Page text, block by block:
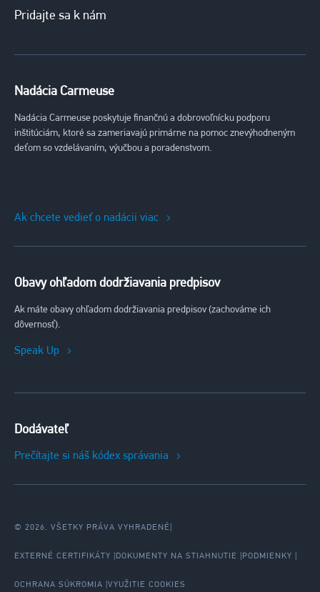
Pridajte sa k nám
Nadácia Carmeuse
Nadácia Carmeuse poskytuje finančnú a dobrovoľnícku podporu
inštitúciám, ktoré sa zameriavajú primárne na pomoc znevýhodneným
deťom so vzdelávaním, výučbou a poradenstvom.
Ak chcete vedieť o nadácii viac
Obavy ohľadom dodržiavania predpisov
Ak máte obavy ohľadom dodržiavania predpisov (zachováme ich
dôvernosť).
Speak Up
Dodávateľ
Prečítajte si náš kódex správania
© 2026. VŠETKY PRÁVA VYHRADENÉ
EXTERNÉ CERTIFIKÁTY DOKUMENTY NA STIAHNUTIE PODMIENKY
OCHRANA SÚKROMIA VYUŽITIE COOKIES